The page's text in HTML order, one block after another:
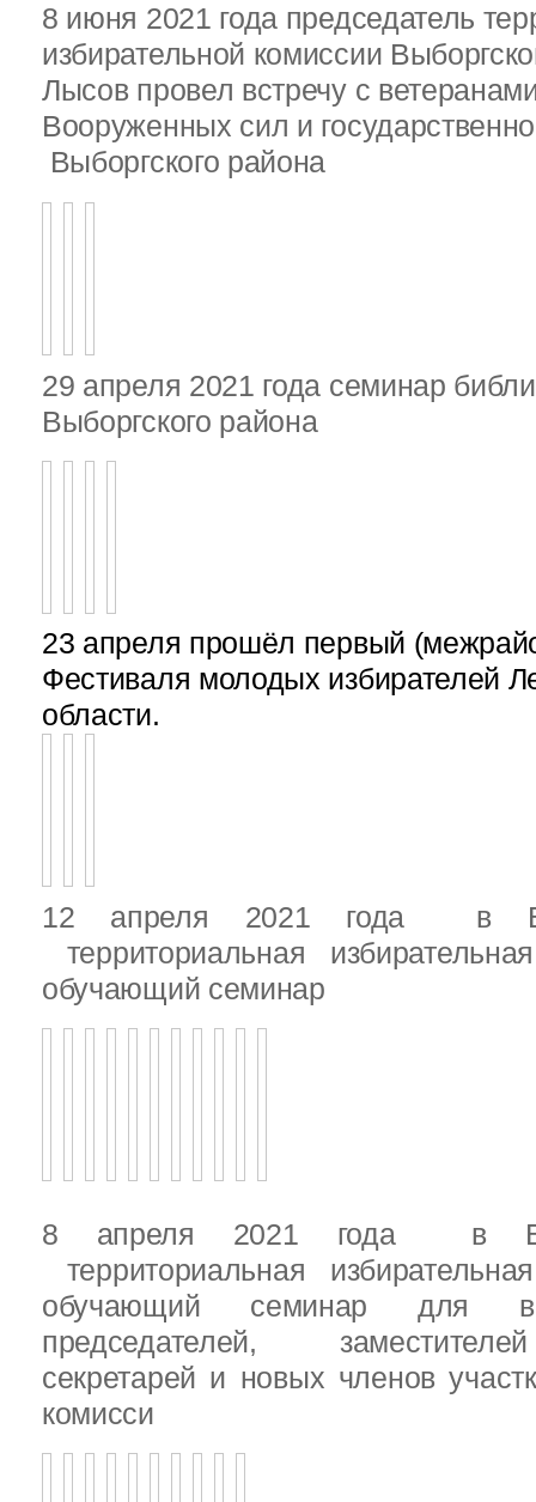
8 июня 2021 года председатель
избирательной комиссии
Лысов провел встречу с
Вооруженных сил и
Выборгского района
29 апреля 2021 года семинар
Выборгского района
23 апреля прошёл первый
Фестиваля молодых избирателей
области.
12 апреля 2021 года в
территориальная
обучающий семинар
8 апреля 2021 года в
территориальная
обучающий семинар для
председателей,
секретарей и новых членов
комисси